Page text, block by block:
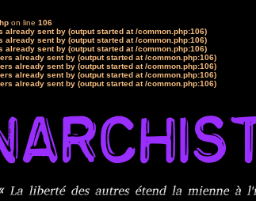
on line 106
already sent by (output started at /common.php:106)
already sent by (output started at /common.php:106)
already sent by (output started at /common.php:106)
already sent by (output started at /common.php:106)
already sent by (output started at /common.php:106)
already sent by (output started at /common.php:106)
already sent by (output started at /common.php:106)